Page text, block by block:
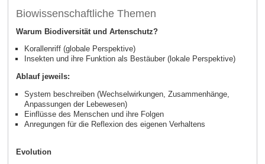
Biowissenschaftliche Themen
Warum Biodiversität und Artenschutz?
Korallenriff (globale Perspektive)
Insekten und ihre Funktion als Bestäuber (lokale Perspektive)
Ablauf jeweils:
System beschreiben (Wechselwirkungen, Zusammenhänge,
Anpassungen der Lebewesen)
Einflüsse des Menschen und ihre Folgen
Anregungen für die Reflexion des eigenen Verhaltens
Evolution